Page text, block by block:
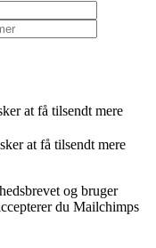
at få tilsendt mere
at få tilsendt mere
og bruger
du Mailchimps